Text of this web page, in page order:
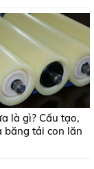
là gì? Cấu tạo,
băng tải con lăn